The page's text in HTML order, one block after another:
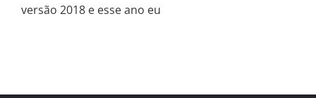
versão 2018 e esse ano eu